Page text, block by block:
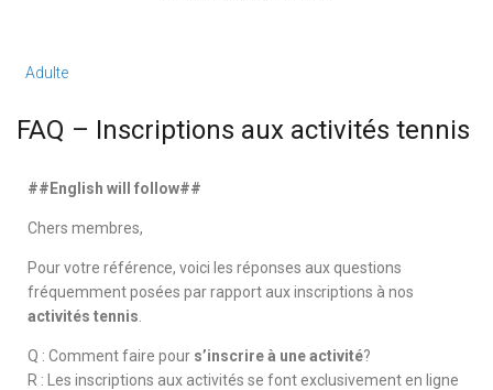
Adulte
FAQ – Inscriptions aux activités tennis
##English will follow##
Chers membres,
Pour votre référence, voici les réponses aux questions
fréquemment posées par rapport aux inscriptions à nos
activités tennis
Q : Comment faire pour s’inscrire à une activité?
R : Les inscriptions aux activités se font exclusivement en ligne